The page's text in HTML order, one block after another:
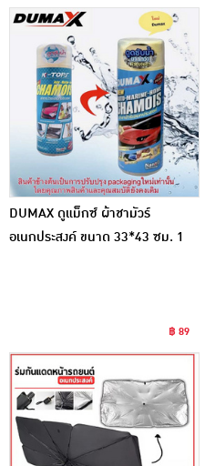
DUMAX ดูแม็กซ์ ผ้าชามัวร์
อเนกประสงค์ ขนาด 33*43 ซม. 1
฿ 89